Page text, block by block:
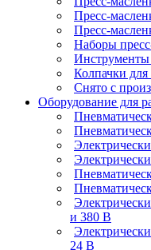
Пресс-
Пресс-
Наборы
Инструменты
Колпачки для
Снято с
Оборудование для
и 380 В
24 В